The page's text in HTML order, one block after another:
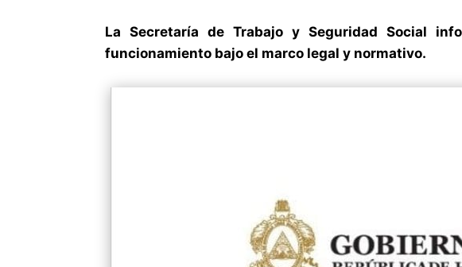
La Secretaría de Trabajo y Seguridad Social
funcionamiento bajo el marco legal y normativo.